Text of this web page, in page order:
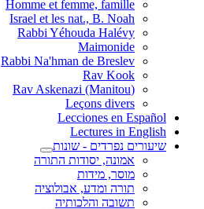
Homme et femme, famille
Israel et les nat., B. Noah
Rabbi Yéhouda Halévy
Maimonide
Rabbi Na'hman de Breslev
Rav Kook
(Rav Askenazi (Manitou
Leçons divers
Lecciones en Español
Lectures in English
שיעורים נפרדים - שונות
אמונה, יסודות התורה
מוסר, מידות
תורה ומדע, אבולוציה
תשובה והלכותיה